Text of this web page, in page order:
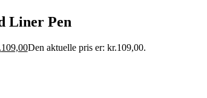
Liner Pen
109,00Den aktuelle pris er: kr.109,00.